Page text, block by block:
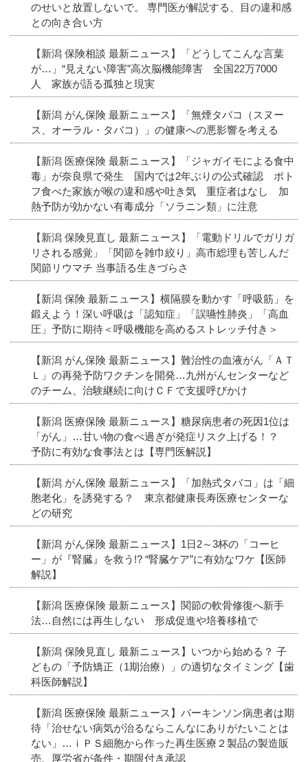
のせいと放置しないで。 専門医が解説する、目の違和感
との向き合い方
【新潟 保険相談 最新ニュース】「どうしてこんな言葉
が…」“見えない障害”高次脳機能障害 全国22万7000
人 家族が語る孤独と現実
【新潟 がん保険 最新ニュース】「無煙タバコ（スヌー
ス、オーラル・タバコ）」の健康への悪影響を考える
【新潟 医療保険 最新ニュース】「ジャガイモによる食中
毒」が奈良県で発生 国内では2年ぶりの公式確認 ポト
フ食べた家族が喉の違和感や吐き気 重症者はなし 加
熱予防が効かない有毒成分「ソラニン類」に注意
【新潟 保険見直し 最新ニュース】「電動ドリルでガリガ
リされる感覚」「関節を雑巾絞り」高市総理も苦しんだ
関節リウマチ 当事語る生きづらさ
【新潟 保険 最新ニュース】横隔膜を動かす「呼吸筋」を
鍛えよう！深い呼吸は「認知症」「誤嚥性肺炎」「高血
圧」予防に期待＜呼吸機能を高めるストレッチ付き＞
【新潟 がん保険 最新ニュース】難治性の血液がん「ＡＴ
Ｌ」の再発予防ワクチンを開発…九州がんセンターなど
のチーム、治験継続に向けＣＦで支援呼びかけ
【新潟 医療保険 最新ニュース】糖尿病患者の死因1位は
「がん」…甘い物の食べ過ぎが発症リスク上げる！？
予防に有効な食事法とは【専門医解説】
【新潟 がん保険 最新ニュース】「加熱式タバコ」は「細
胞老化」を誘発する？ 東京都健康長寿医療センターな
どの研究
【新潟 がん保険 最新ニュース】1日2～3杯の「コーヒ
ー」が『腎臓』を救う!? “腎臓ケア”に有効なワケ【医師
解説】
【新潟 医療保険 最新ニュース】関節の軟骨修復へ新手
法…自然には再生しない 形成促進や培養移植で
【新潟 保険見直し 最新ニュース】いつから始める？ 子
どもの「予防矯正（1期治療）」の適切なタイミング【歯
科医師解説】
【新潟 医療保険 最新ニュース】パーキンソン病患者は期
待「治せない病気が治るならこんなにありがたいことは
ない」…ｉＰＳ細胞から作った再生医療２製品の製造販
売、厚労省が条件・期限付き承認